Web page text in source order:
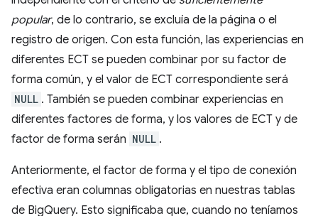
popular, de lo contrario, se excluía de la página o el
registro de origen. Con esta función, las experiencias en
diferentes ECT se pueden combinar por su factor de
forma común, y el valor de ECT correspondiente será
NULL . También se pueden combinar experiencias en
diferentes factores de forma, y los valores de ECT y de
factor de forma serán NULL .
Anteriormente, el factor de forma y el tipo de conexión
efectiva eran columnas obligatorias en nuestras tablas
de BigQuery. Esto significaba que, cuando no teníamos